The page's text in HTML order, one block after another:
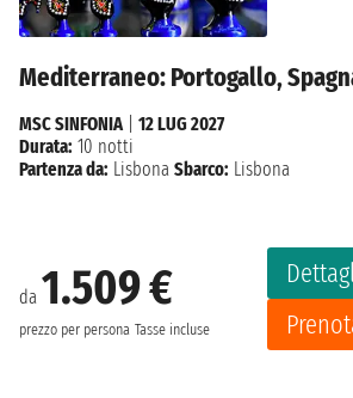
Mediterraneo: Portogallo,
da 1.509 €
prezzo per persona Tasse incluse
MSC SINFONIA| 12 LUG 2027
Durata: 10 notti
Partenza da: Lisbona Sbarco: Lisbona